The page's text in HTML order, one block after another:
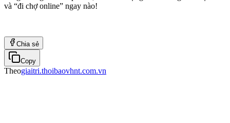
và “đi chợ online” ngay nào!
Chia sẻ
Copy
Theogiaitri.thoibaovhnt.com.vn